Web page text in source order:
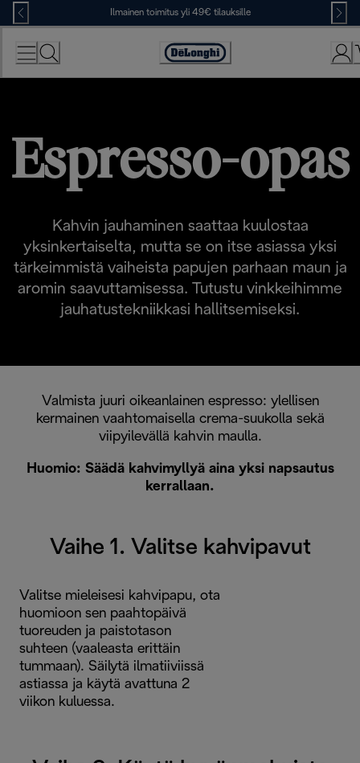
Skip
to
Content
Ilmainen toimitus yli 49€ tilauksille
Accessibility
Statement
Espresso-opas
Kahvin jauhaminen saattaa kuulostaa
yksinkertaiselta, mutta se on itse asiassa yksi
tärkeimmistä vaiheista papujen parhaan maun ja
aromin saavuttamisessa. Tutustu vinkkeihimme
jauhatustekniikkasi hallitsemiseksi.
Valmista juuri oikeanlainen espresso: ylellisen
kermainen vaahtomaisella crema-suukolla sekä
viipyilevällä kahvin maulla.
Huomio: Säädä kahvimyllyä aina yksi napsautus
kerrallaan.
Vaihe 1. Valitse kahvipavut
Valitse mieleisesi kahvipapu, ota
huomioon sen paahtopäivä
tuoreuden ja paistotason
suhteen (vaaleasta erittäin
tummaan). Säilytä ilmatiiviissä
astiassa ja käytä avattuna 2
viikon kuluessa.